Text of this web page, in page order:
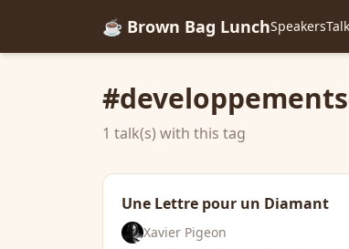
☕ Brown Bag LunchSpeakers
1 talk(s) with this tag
Une Lettre pour un Diamant
Xavier Pigeon